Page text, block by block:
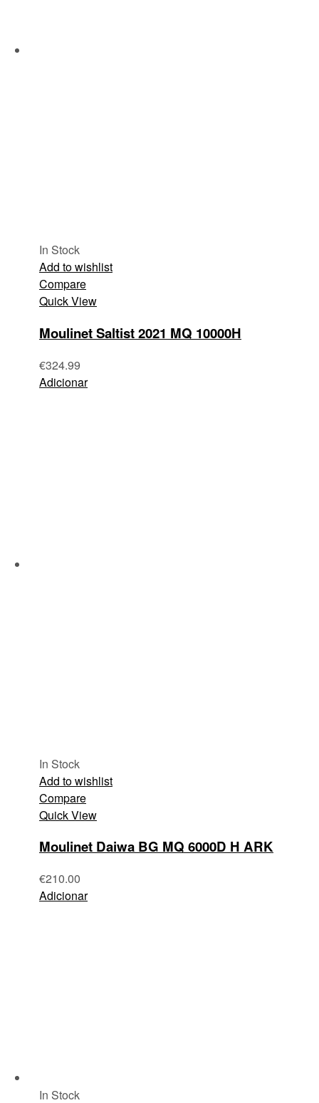
In Stock
Add to wishlist
Compare
Quick View
Moulinet Saltist 2021 MQ 10000H
€324.99
Adicionar
In Stock
Add to wishlist
Compare
Quick View
Moulinet Daiwa BG MQ 6000D H ARK
€210.00
Adicionar
In Stock